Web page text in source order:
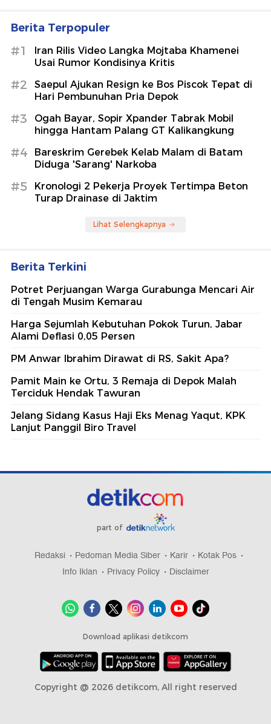
Berita Terpopuler
#1
Iran Rilis Video Langka Mojtaba Khamenei
Usai Rumor Kondisinya Kritis
#2
Saepul Ajukan Resign ke Bos Piscok Tepat di
Hari Pembunuhan Pria Depok
#3
Ogah Bayar, Sopir Xpander Tabrak Mobil
hingga Hantam Palang GT Kalikangkung
#4
Bareskrim Gerebek Kelab Malam di Batam
Diduga 'Sarang' Narkoba
#5
Kronologi 2 Pekerja Proyek Tertimpa Beton
Turap Drainase di Jaktim
Lihat Selengkapnya
Berita Terkini
Potret Perjuangan Warga Gurabunga Mencari Air
di Tengah Musim Kemarau
Harga Sejumlah Kebutuhan Pokok Turun, Jabar
Alami Deflasi 0,05 Persen
PM Anwar Ibrahim Dirawat di RS, Sakit Apa?
Pamit Main ke Ortu, 3 Remaja di Depok Malah
Terciduk Hendak Tawuran
Jelang Sidang Kasus Haji Eks Menag Yaqut, KPK
Lanjut Panggil Biro Travel
part of
Redaksi Pedoman Media Siber Karir
Kotak Pos
Info Iklan
Privacy Policy Disclaimer
Download aplikasi detikcom
Copyright @ 2026 detikcom, All right reserved